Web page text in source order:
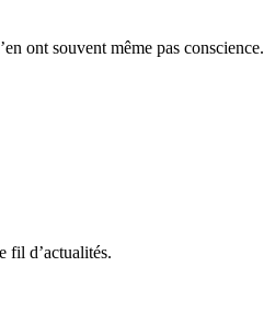
ont souvent même pas conscience.
fil d’actualités.